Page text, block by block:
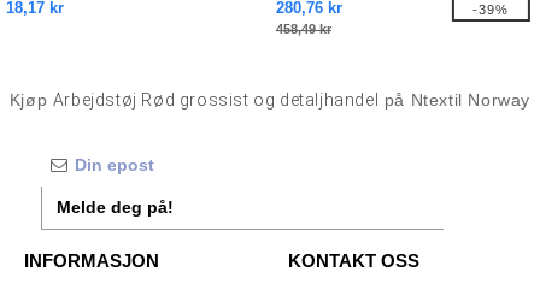
18,17 kr
280,76 kr
458,49 kr
-39%
Kjøp Arbejdstøj Rød grossist og detaljhandel på Ntextil Norway
Melde deg på!
INFORMASJON KONTAKT OSS